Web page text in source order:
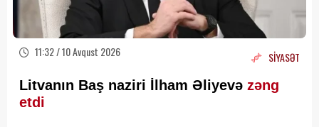
11:32 / 10 Avqust 2026 SİYASƏT
Litvanın Baş naziri İlham Əliyevə zəng
etdi